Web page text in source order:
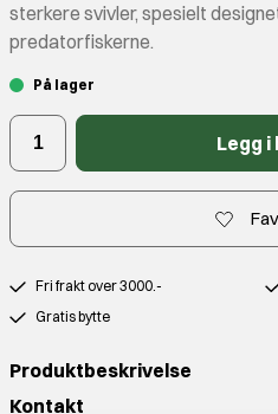
sterkere svivler, spesielt
predatorfiskerne.
På lager
Legg
Fri frakt over 3000.-
Gratis bytte
Produktbeskrivelse
Kontakt